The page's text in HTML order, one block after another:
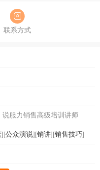
联系方式
服力销售高级培训讲师
][公众演说][销讲][销售技巧]